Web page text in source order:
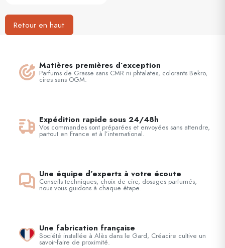
Retour en haut
Matières premières d’exception
Parfums de Grasse sans CMR ni phtalates, colorants Bekro,
cires sans OGM.
Expédition rapide sous 24/48h
Vos commandes sont préparées et envoyées sans attendre,
partout en France et à l’international.
Une équipe d’experts à votre écoute
Conseils techniques, choix de cire, dosages parfumés,
nous vous guidons à chaque étape.
Une fabrication française
Société installée à Alès dans le Gard, Créacire cultive un
savoir-faire de proximité.